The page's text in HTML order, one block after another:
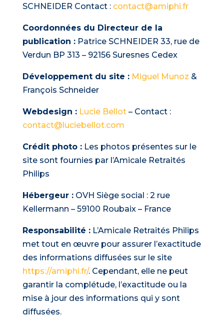
SCHNEIDER Contact : contact@amiphi.fr
Coordonnées du Directeur de la
publication :Patrice SCHNEIDER 33, rue de
Verdun BP 313 – 92156 Suresnes Cedex
Développement du site : Miguel Munoz &
François Schneider
Webdesign : Lucie Bellot– Contact :
contact@luciebellot.com
Crédit photo :Les photos présentes sur le
site sont fournies par l’Amicale Retraités
Philips
Hébergeur :OVH Siège social : 2 rue
Kellermann – 59100 Roubaix – France
Responsabilité :L’Amicale Retraités Philips
met tout en œuvre pour assurer l’exactitude
des informations diffusées sur le site
https://amiphi.fr/. Cependant, elle ne peut
garantir la complétude, l’exactitude ou la
mise à jour des informations qui y sont
diffusées.